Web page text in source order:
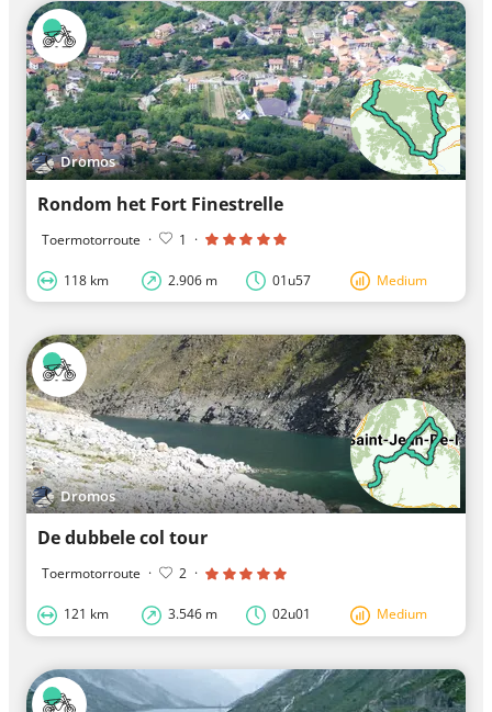
Dromos
Rondom het Fort Finestrelle
Toermotorroute · 1 ·
118 km 2.906 m 01u57 Medium
Dromos
De dubbele col tour
Toermotorroute · 2 ·
121 km 3.546 m 02u01 Medium